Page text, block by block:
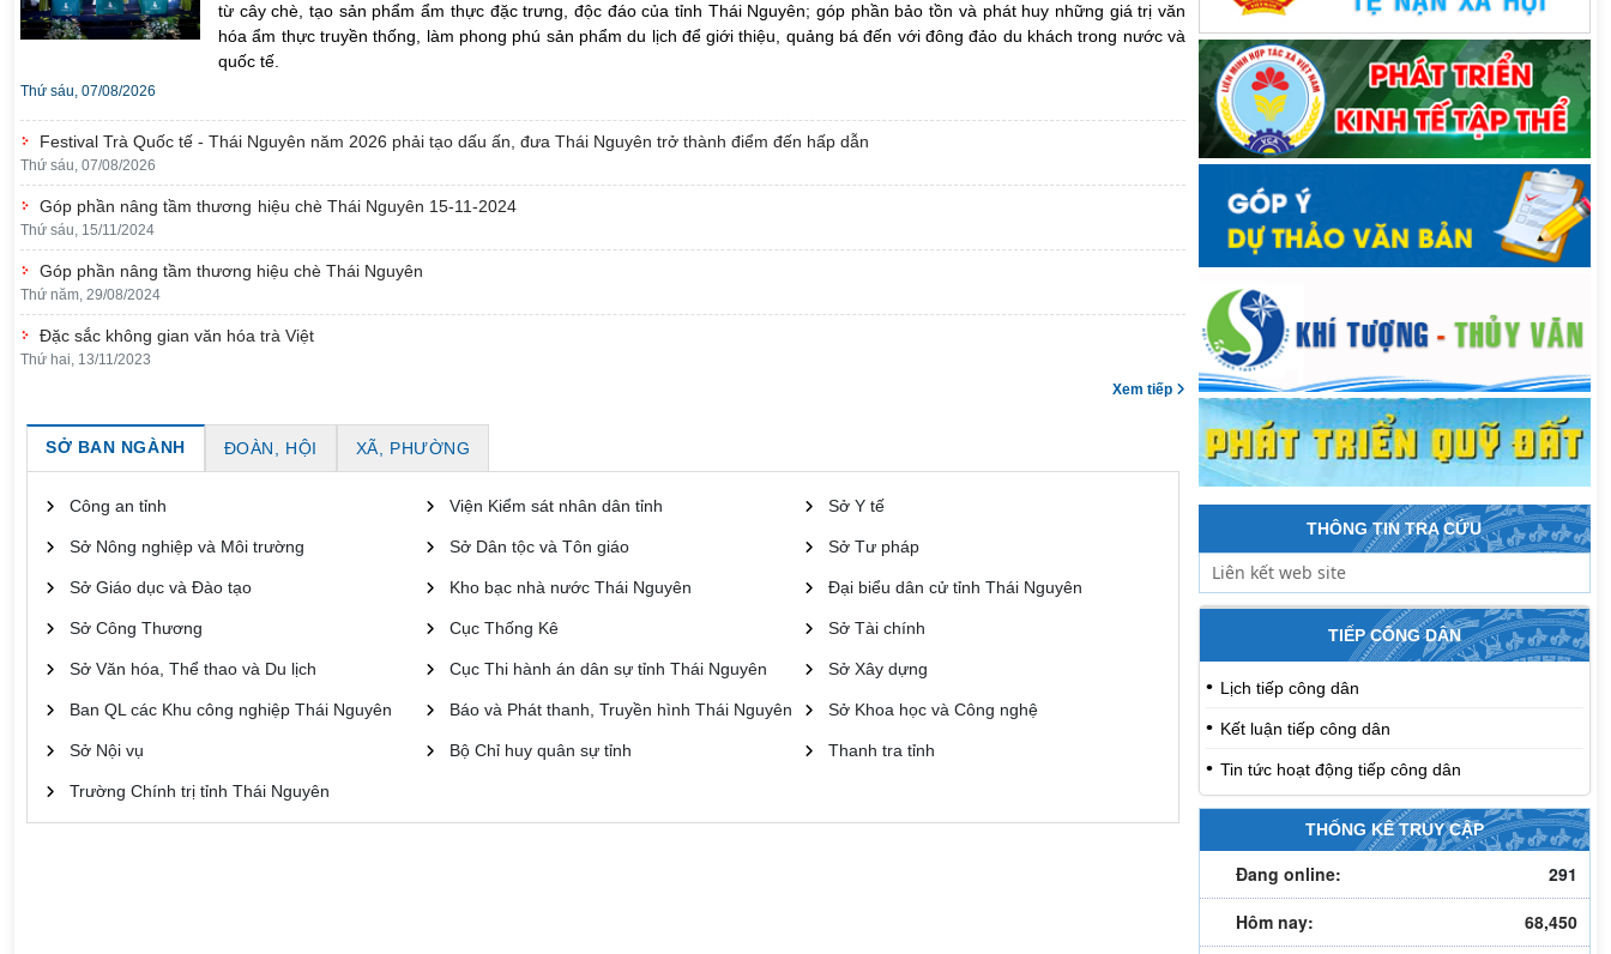
từ cây chè, tạo sản phẩm ẩm thực đặc trưng, độc đáo của tỉnh Thái Nguyên; góp phần bảo tồn và phát huy những giá trị văn
hóa ẩm thực truyền thống, làm phong phú sản phẩm du lịch để giới thiệu, quảng bá đến với đông đảo du khách trong nước và
quốc tế.
Thứ sáu, 07/08/2026
Festival Trà Quốc tế - Thái Nguyên năm 2026 phải tạo dấu ấn, đưa Thái Nguyên trở thành điểm đến hấp dẫn
Thứ sáu, 07/08/2026
Góp phần nâng tầm thương hiệu chè Thái Nguyên 15-11-2024
Thứ sáu, 15/11/2024
Góp phần nâng tầm thương hiệu chè Thái Nguyên
Thứ năm, 29/08/2024
Đặc sắc không gian văn hóa trà Việt
Thứ hai, 13/11/2023
Xem tiếp
SỞ BAN NGÀNH
Công an tỉnh Viện Kiểm sát nhân dân tỉnh Sở Y tế
Sở Nông nghiệp và Môi trường Sở Dân tộc và Tôn giáo Sở Tư pháp
Sở Giáo dục và Đào tạo Kho bạc nhà nước Thái Nguyên Đại biểu dân cử tỉnh Thái Nguyên
Sở Công Thương Cục Thống Kê Sở Tài chính
Sở Văn hóa, Thể thao và Du lịch Cục Thi hành án dân sự tỉnh Thái Nguyên Sở Xây dựng
Ban QL các Khu công nghiệp Thái Nguyên Báo và Phát thanh, Truyền hình Thái Nguyên Sở Khoa học và Công nghệ
Sở Nội vụ Bộ Chỉ huy quân sự tỉnh Thanh tra tỉnh
Trường Chính trị tỉnh Thái Nguyên
ĐOÀN, HỘI XÃ, PHƯỜNG
THÔNG TIN TRA CỨU
TIẾP CÔNG DÂN
Lịch tiếp công dân
Kết luận tiếp công dân
Tin tức hoạt động tiếp công dân
THỐNG KÊ TRUY CẬP
Đang online:
291
Hôm nay:
68,450